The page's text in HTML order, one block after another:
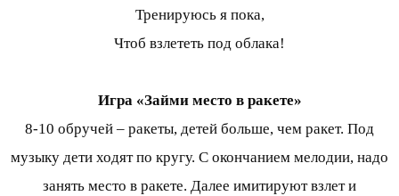
Тренируюсь я пока,
Чтоб взлететь под облака!
Игра «Займи место в ракете»
8-10 обручей – ракеты, детей больше, чем ракет. Под
музыку дети ходят по кругу. С окончанием мелодии, надо
занять место в ракете. Далее имитируют взлет и